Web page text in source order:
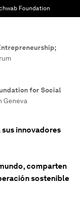
Foundation
for Social
Geneva
sus innovadores
comparten
sostenible